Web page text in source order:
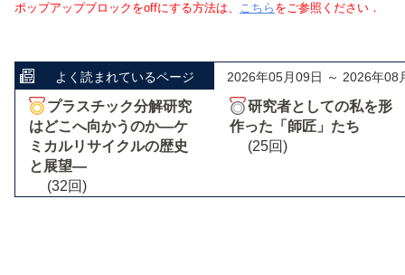
ポップアップブロックをoffにする方法は、 こちら をご参照ください．
よく読まれているページ 2026年05月09日 ～ 2026年08
プラスチック分解研究
はどこへ向かうのか―ケ
ミカルリサイクルの歴史
と展望―
(32回)
研究者としての私を形
作った「師匠」たち
(25回)